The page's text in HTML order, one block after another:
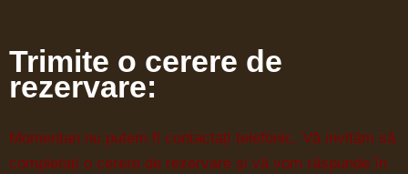
Trimite o cerere de
rezervare:
Momentan nu putem fi contactați telefonic. Vă invităm să
completați o cerere de rezervare și vă vom răspunde în